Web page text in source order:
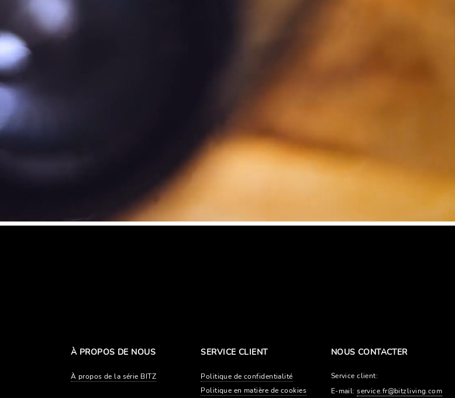
À PROPOS DE NOUS
À propos de la série BITZ
SERVICE CLIENT
Politique de confidentialité
Politique en matière de cookies
NOUS CONTACTER
Service client:
E-mail:service.fr@bitzliving.com